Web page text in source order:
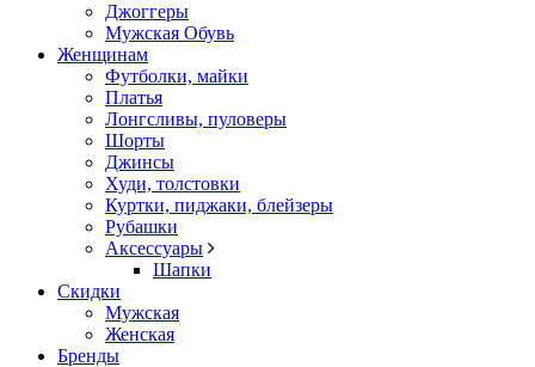
Джоггеры
Мужская Обувь
Женщинам
Футболки, майки
Платья
Лонгсливы, пуловеры
Шорты
Джинсы
Худи, толстовки
Куртки, пиджаки, блейзеры
Рубашки
Аксессуары
Шапки
Скидки
Мужская
Женская
Бренды